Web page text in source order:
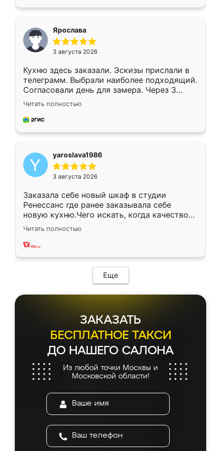
Ярослава
3 августа 2026
Кухню здесь заказали. Эскизы прислали в
телеграмм. Выбрали наиболее подходящий.
Согласовали день для замера. Через 3
недели кухня была уже готова. Остались
довольны работой. Спасибо Ренессанс
мебель за качественную работу!
Читать полностью
yaroslava1986
3 августа 2026
Заказала себе новый шкаф в студии
Ренессанс где ранее заказывала себе
новую кухню.Чего искать, когда качеством
вполне довольна. Служит кухня уже почти
два года, нареканий нет.
Читать полностью
Еще
ЗАКАЗАТЬ
БЕСПЛАТНОЕ ТАКСИ
ДО НАШЕГО САЛОНА
Из любой точки Москвы и
Московской области!